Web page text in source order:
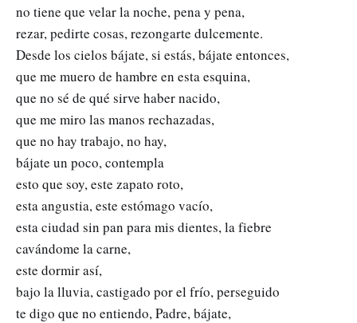
no tiene que velar la noche, pena y pena,
rezar, pedirte cosas, rezongarte dulcemente.
Desde los cielos bájate, si estás, bájate entonces,
que me muero de hambre en esta esquina,
que no sé de qué sirve haber nacido,
que me miro las manos rechazadas,
que no hay trabajo, no hay,
bájate un poco, contempla
esto que soy, este zapato roto,
esta angustia, este estómago vacío,
esta ciudad sin pan para mis dientes, la fiebre
cavándome la carne,
este dormir así,
bajo la lluvia, castigado por el frío, perseguido
te digo que no entiendo, Padre, bájate,